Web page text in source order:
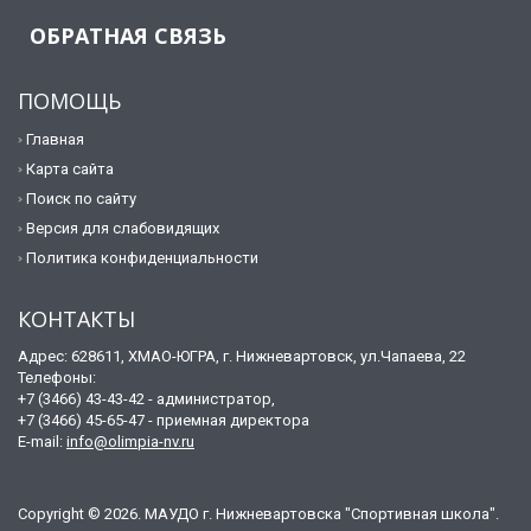
ОБРАТНАЯ СВЯЗЬ
ПОМОЩЬ
Главная
Карта сайта
Поиск по сайту
Версия для слабовидящих
Политика конфиденциальности
КОНТАКТЫ
Адрес: 628611, ХМАО-ЮГРА, г. Нижневартовск, ул.Чапаева, 22
Телефоны:
+7 (3466) 43-43-42 - администратор,
+7 (3466) 45-65-47 - приемная директора
E-mail: info@olimpia-nv.ru
Copyright © 2026. МАУДО г. Нижневартовска "Спортивная школа".